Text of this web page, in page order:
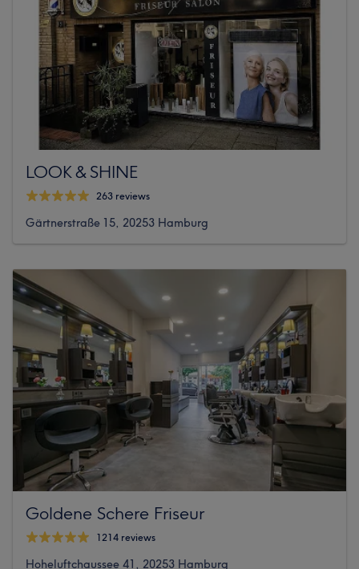
LOOK & SHINE
263 reviews
Gärtnerstraße 15, 20253 Hamburg
Goldene Schere Friseur
1214 reviews
Hoheluftchaussee 41, 20253 Hamburg